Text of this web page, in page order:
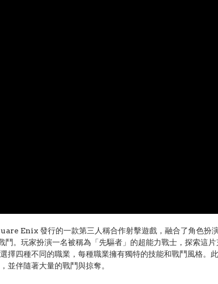
Enix 發行的一款第三人稱合作射擊遊戲，融合了角色扮
。玩家扮演一名被稱為「先驅者」的超能力戰士，探索這片
擇四種不同的職業，每種職業擁有獨特的技能和戰鬥風格。
並伴隨著大量的戰鬥與掠奪。